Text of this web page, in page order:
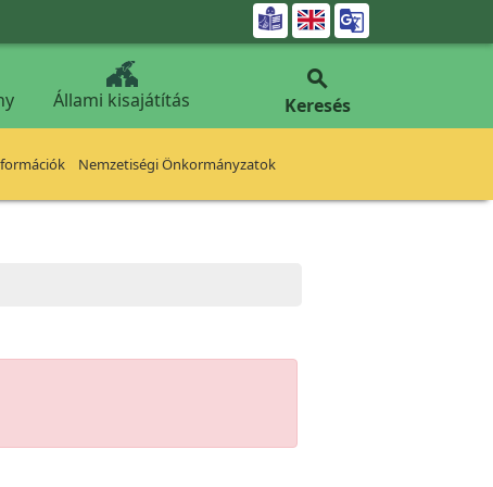

Állami kisajátítás

Keresés
Nemzetiségi Önkormányzatok